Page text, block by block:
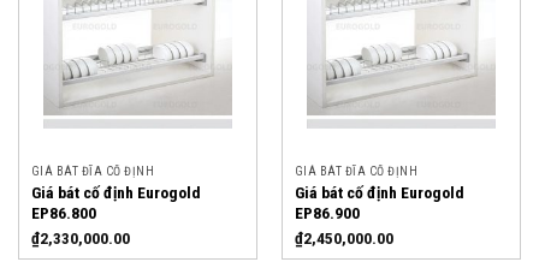
GIÁ BÁT ĐĨA CỐ ĐỊNH
Giá bát cố định Eurogold
EP86.800
₫2,330,000.00
GIÁ BÁT ĐĨA CỐ ĐỊNH
Giá bát cố định Eurogold
EP86.900
₫2,450,000.00